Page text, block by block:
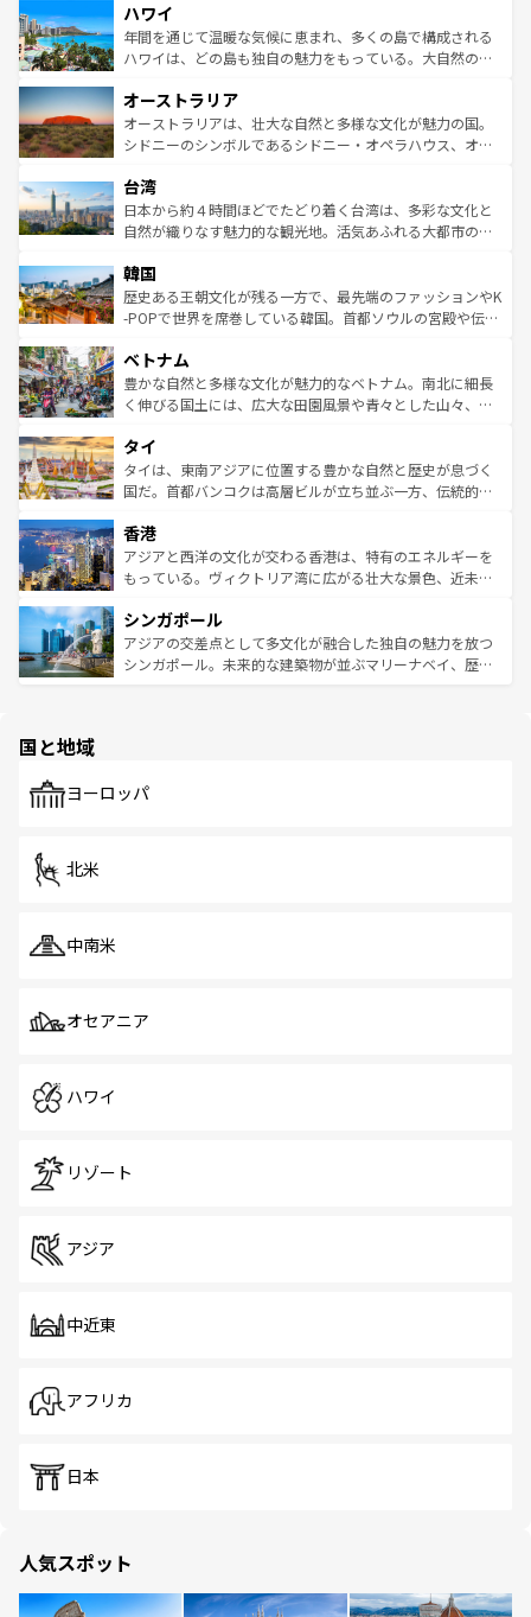
ば市内交通費無料で観光を楽しむこともできる。 なお、新
着のスイス情報はコンテンツ一覧 を参照してほしい。
のような巨大都市は、観光、ショッピング、エンターテイ
ンメントが詰まった刺激的なスポットだ。一方、アメリカ
西部には大自然が広がり、グランドキャニオンやイエロー
部のニューオーリンズでは、音楽と美食が融合した独特の
文化が魅力。旅行者はアメリカの各地域で異なる魅力を楽
しみながら、その多様性と豊かな歴史を感じることができ
ならではの贅沢な旅のスタイルだ。 なお、新着のアメリカ
情報はコンテンツ一覧を参照してほしい。
ハワイ
年間を通じて温暖な気候に恵まれ、多くの島で構成される
ハワイは、どの島も独自の魅力をもっている。大自然の神
ワイ島は見逃せない。また、定番の観光地といえばオアフ
島だが、静かな自然を求めるならマウイ島やカウアイ島が
おすすめ。エメラルドグリーンに輝く海をはじめ、豊かな
れるおもてなしの心で訪れる人々を迎えてくれるハワイの
人々、おいしいローカルフードやハワイアンミュージッ
ク、伝統的なフラダンスなど、すべてがハワイの魅力を彩
ワイを、存分に味わってほしい。 なお、新着のハワイ情報
はコンテンツ一覧を参照してほしい。
オーストラリア
オーストラリアは、壮大な自然と多様な文化が魅力の国。
シドニーのシンボルであるシドニー・オペラハウス、オー
リアリーフや大陸中央部にそびえるウルル（エアーズロッ
ク）、タスマニアの美しい原生林やケアンズの熱帯雨林な
ど、見どころがたくさん。また、カフェやワイン、オージ
いる。アクティビティも充実しており、サーフィンやダイ
ビング、ハイキングなど、アウトドア好きにはたまらな
い。オーストラリアの多彩な魅力を存分に味わいつくそ
参照してほしい。
台湾
日本から約４時間ほどでたどり着く台湾は、多彩な文化と
自然が織りなす魅力的な観光地。活気あふれる大都市の台
ン）、静ひつな山岳地帯である台湾東部など、都市の喧騒
と山間の静けさが共存しており、訪れる人に新しい発見と
驚きをもたらしてくれる。また、奥深い台湾の食文化も魅
容にもいいと評判のスイーツなど、バラエティ豊かな料理
が味わえる。 なお、新着の台湾情報は コンテンツ一覧を参
照してほしい。
韓国
歴史ある王朝文化が残る一方で、最先端のファッションやK
-POPで世界を席巻している韓国。首都ソウルの宮殿や伝統
き、地方に足を延ばせば四季折々の自然美を楽しむことが
できる。そして、キムチや焼肉、絶品のストリートフード
まで、さまざまな韓国料理が待っている。夜には、韓国な
リティに包まれながら、韓国の多彩な魅力を心ゆくまで味
わってみてほしい。 なお、新着の韓国情報はコンテンツ一
覧を参照してほしい。
ベトナム
豊かな自然と多様な文化が魅力的なベトナム。南北に細長
く伸びる国土には、広大な田園風景や青々とした山々、世
急速な発展と共に伝統が息づく。ハノイの古い町並みやホ
ーチミン市のフランス統治時代の建物も、独特の雰囲気を
醸し出している。また、バラエティの豊かさとおいしさで
とつ。フォーやバインミー、ベトナムコーヒーなどは、ぜ
ひ現地で味わいたい。どの地域を訪れてもあたたかい人々
が旅行者を迎えてくれるので、きっと忘れられない旅にな
参照してほしい。
タイ
タイは、東南アジアに位置する豊かな自然と歴史が息づく
国だ。首都バンコクは高層ビルが立ち並ぶ一方、伝統的な
の活気が交差している。北部ではチェンマイなどの山岳地
帯で自然と触れ合い、南部ではプーケットやクラビの美し
いビーチでリゾート気分を楽しむことができる。タイ料理
激する。気候は一年中温暖で、どの季節にも異なる楽しみ
が待っている。親しみやすいタイの人々、仏教を中心とし
た文化、そして多様な観光資源が、訪れる旅人を魅了し続
香港
アジアと西洋の文化が交わる香港は、特有のエネルギーを
もっている。ヴィクトリア湾に広がる壮大な景色、近未来
み、どこを訪れても感動するはず。観光スポットが密集し
ており、効率よく見どころを回れるのも魅力。息をのむよ
うな絶景から文化的な体験まで、香港を存分に楽しみ尽く
シンガポール
アジアの交差点として多文化が融合した独自の魅力を放つ
シンガポール。未来的な建築物が並ぶマリーナベイ、歴史
で、ホーカーズは地元の風情を楽しめる外せないスポット
国と地域
ヨーロッパ
北米
中南米
オセアニア
ハワイ
リゾート
アジア
中近東
アフリカ
日本
人気スポット